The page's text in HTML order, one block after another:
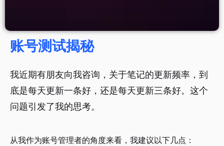
账号测试揭秘
我近期有朋友向我咨询，关于笔记的更新频率，到
底是每天更新一条好，还是每天更新三条好。这个
问题引发了我的思考。
从我作为账号管理者的角度来看，我建议以下几点：